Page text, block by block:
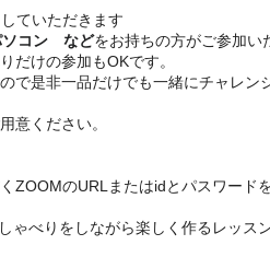
ていただきます
コン などをお持ちの方がご参加い
だけの参加もOKです。
で是非一品だけでも一緒にチャレン
意ください。
ZOOMのURLまたはidとパスワード
ゃべりをしながら楽しく作るレッス